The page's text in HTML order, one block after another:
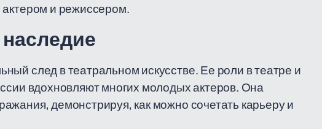
и режиссером.
наследие
след в театральном искусстве. Ее роли в театре и
вдохновляют многих молодых актеров. Она
демонстрируя, как можно сочетать карьеру и